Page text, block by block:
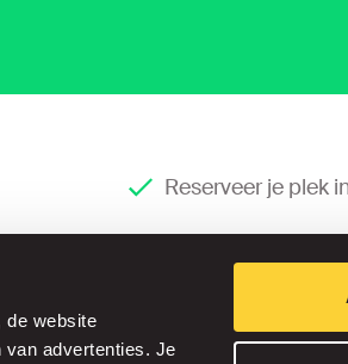
de website
van advertenties. Je
Reserveer je plek